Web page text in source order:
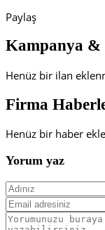
Paylaş
Kampanya
Henüz bir ilan
Firma
Henüz bir haber
Yorum yaz